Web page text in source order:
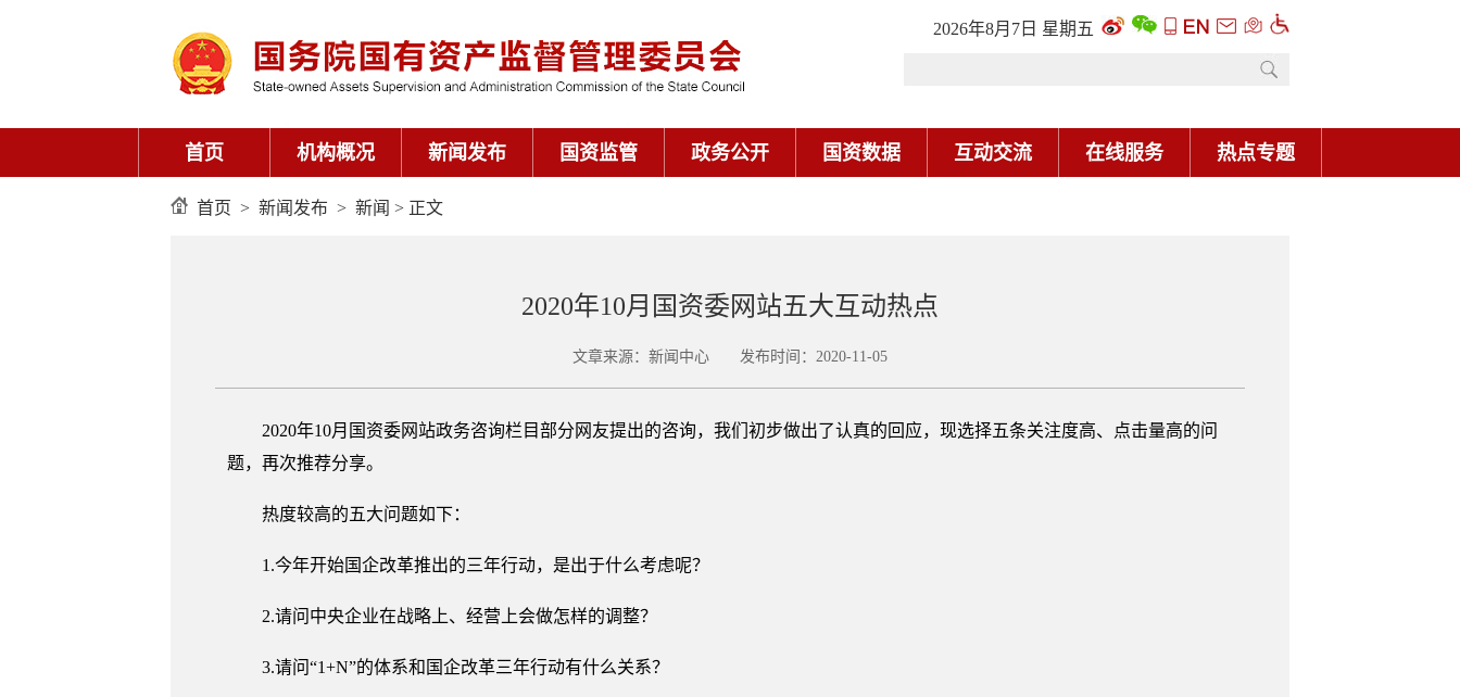
2026年8月7日 星期五
首页 机构概况 新闻发布 国资监管 政务公开 国资数据 互动交流 在线服务 热点专题
首页 > 新闻发布 > 新闻 > 正文
2020年10月国资委网站五大互动热点
文章来源：新闻中心 发布时间：2020-11-05
2020年10月国资委网站政务咨询栏目部分网友提出的咨询，我们初步做出了认真的回应，现选择五条关注度高、点击量高的问
题，再次推荐分享。
热度较高的五大问题如下：
1.今年开始国企改革推出的三年行动，是出于什么考虑呢？
2.请问中央企业在战略上、经营上会做怎样的调整？
3.请问“1+N”的体系和国企改革三年行动有什么关系？